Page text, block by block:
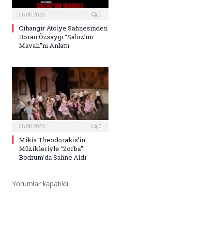
06.08.2026 0
Cihangir Atölye Sahnesinden
Boran Özsaygı “Saloz’un
Mavalı”nı Anlattı
06.08.2026 0
Mikis Theodorakis’in
Müzikleriyle “Zorba”
Bodrum’da Sahne Aldı
Yorumlar kapatıldı.